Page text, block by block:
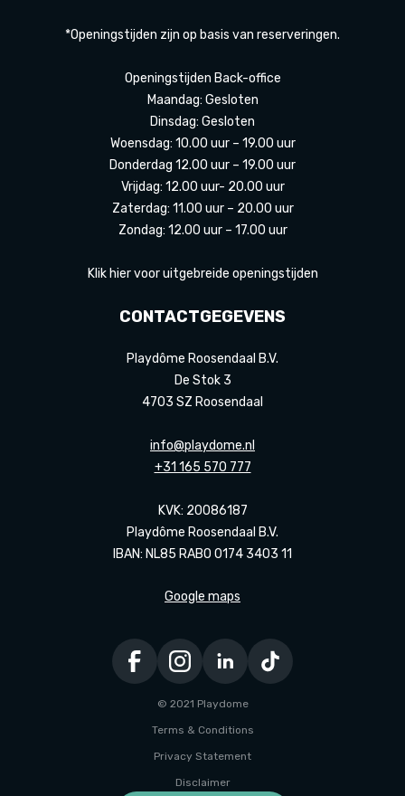
*Openingstijden zijn op basis van reserveringen.
Openingstijden Back-office
Maandag: Gesloten
Dinsdag: Gesloten
Woensdag: 10.00 uur – 19.00 uur
Donderdag 12.00 uur – 19.00 uur
Vrijdag: 12.00 uur- 20.00 uur
Zaterdag: 11.00 uur – 20.00 uur
Zondag: 12.00 uur – 17.00 uur
Klik hier voor uitgebreide openingstijden
CONTACTGEGEVENS
Playdôme Roosendaal B.V.
De Stok 3
4703 SZ Roosendaal
info@playdome.nl
+31 165 570 777
KVK: 20086187
Playdôme Roosendaal B.V.
IBAN: NL85 RABO 0174 3403 11
Google maps
© 2021 Playdome
Terms & Conditions
Privacy Statement
Disclaimer